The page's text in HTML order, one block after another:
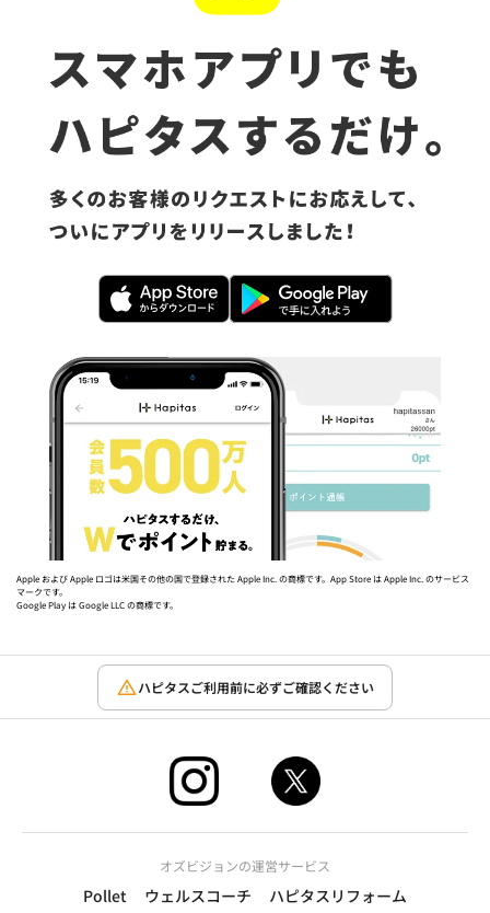
Apple および Apple ロゴは米国その他の国で登録された Apple Inc. の商標です。App Store は Apple Inc. のサービス
マークです。
Google Play は Google LLC の商標です。
ハピタスご利用前に必ずご確認ください
オズビジョンの運営サービス
Pollet ウェルスコーチ ハピタスリフォーム